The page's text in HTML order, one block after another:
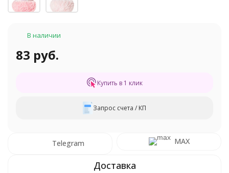
В наличии
83 руб.
Купить в 1 клик
Запрос счета / КП
Telegram MAX